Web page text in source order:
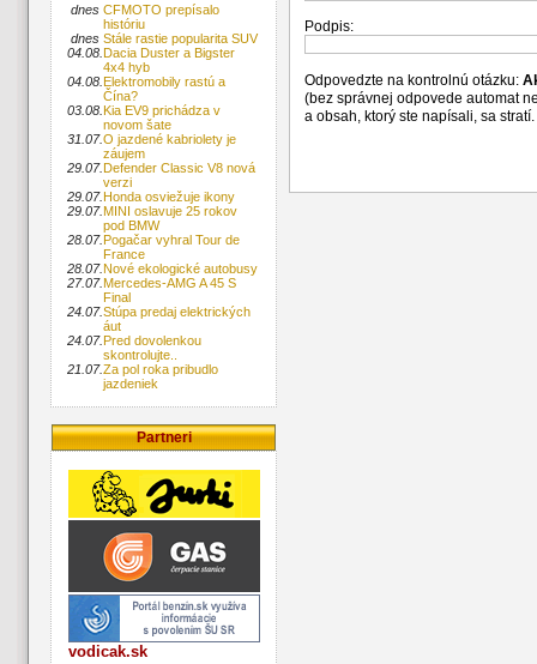
dnes CFMOTO prepísalo
históriu
dnes Stále rastie popularita SUV
04.08.Dacia Duster a Bigster
4x4 hyb
04.08.Elektromobily rastú a
Čína?
03.08.Kia EV9 prichádza v
novom šate
31.07.O jazdené kabriolety je
záujem
29.07.Defender Classic V8 nová
verzi
29.07.Honda osviežuje ikony
29.07.MINI oslavuje 25 rokov
pod BMW
28.07.Pogačar vyhral Tour de
France
28.07.Nové ekologické autobusy
27.07.Mercedes-AMG A 45 S
Final
24.07.Stúpa predaj elektrických
áut
24.07.Pred dovolenkou
skontrolujte..
21.07.Za pol roka pribudlo
jazdeniek
Partneri
vodicak.sk
Podpis:
Odpovedzte na kontrolnú otázku:
(bez správnej odpovede automat
a obsah, ktorý ste napísali, sa